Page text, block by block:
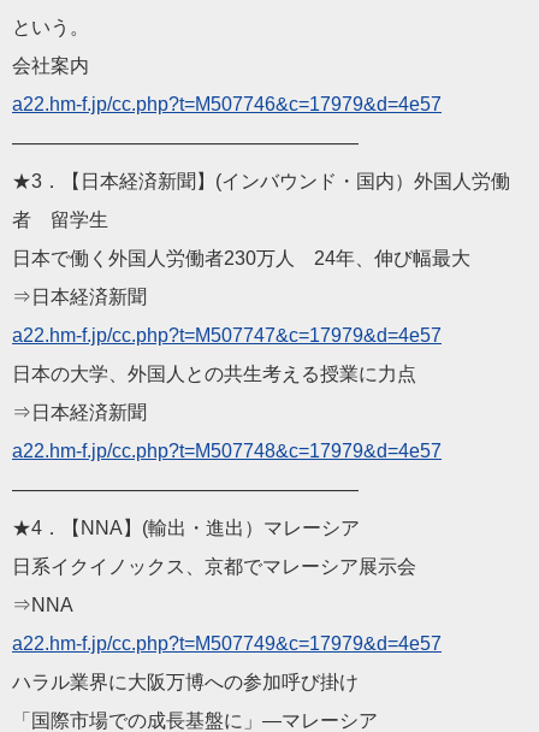
という。
会社案内
a22.hm-f.jp/cc.php?t=M507746&c=17979&d=4e57
——————————————————
★3．【日本経済新聞】(インバウンド・国内）外国人労働
者 留学生
日本で働く外国人労働者230万人 24年、伸び幅最大
⇒日本経済新聞
a22.hm-f.jp/cc.php?t=M507747&c=17979&d=4e57
日本の大学、外国人との共生考える授業に力点
⇒日本経済新聞
a22.hm-f.jp/cc.php?t=M507748&c=17979&d=4e57
——————————————————
★4．【NNA】(輸出・進出）マレーシア
日系イクイノックス、京都でマレーシア展示会
⇒NNA
a22.hm-f.jp/cc.php?t=M507749&c=17979&d=4e57
ハラル業界に大阪万博への参加呼び掛け
「国際市場での成長基盤に」―マレーシア